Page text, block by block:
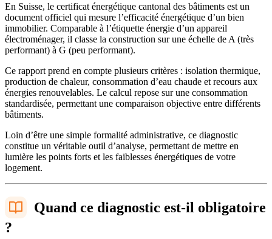
En Suisse, le certificat énergétique cantonal des bâtiments est un
document officiel qui mesure l’efficacité énergétique d’un bien
immobilier. Comparable à l’étiquette énergie d’un appareil
électroménager, il classe la construction sur une échelle de A (très
performant) à G (peu performant).
Ce rapport prend en compte plusieurs critères : isolation thermique,
production de chaleur, consommation d’eau chaude et recours aux
énergies renouvelables. Le calcul repose sur une consommation
standardisée, permettant une comparaison objective entre différents
bâtiments.
Loin d’être une simple formalité administrative, ce diagnostic
constitue un véritable outil d’analyse, permettant de mettre en
lumière les points forts et les faiblesses énergétiques de votre
logement.
Quand ce diagnostic est-il obligatoire
?